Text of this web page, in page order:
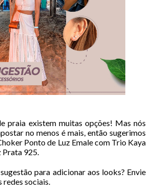
praia existem muitas opções! Mas nós
no menos é mais, então sugerimos
Ponto de Luz Emale com Trio Kaya
Prata 925.
para adicionar aos looks? Envie
redes sociais.